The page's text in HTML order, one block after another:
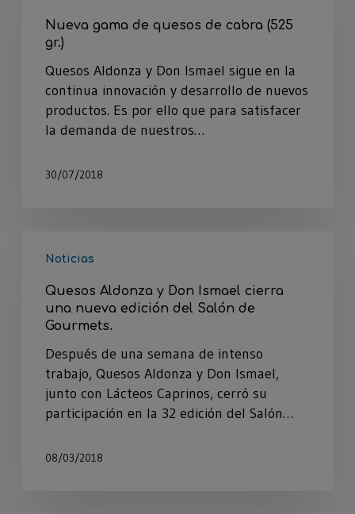
Nueva gama de quesos de cabra (525
gr.)
Quesos Aldonza y Don Ismael sigue en la
continua innovación y desarrollo de nuevos
productos. Es por ello que para satisfacer
la demanda de nuestros…
30/07/2018
Noticias
Quesos Aldonza y Don Ismael cierra
una nueva edición del Salón de
Gourmets.
Después de una semana de intenso
trabajo, Quesos Aldonza y Don Ismael,
junto con Lácteos Caprinos, cerró su
participación en la 32 edición del Salón…
08/03/2018